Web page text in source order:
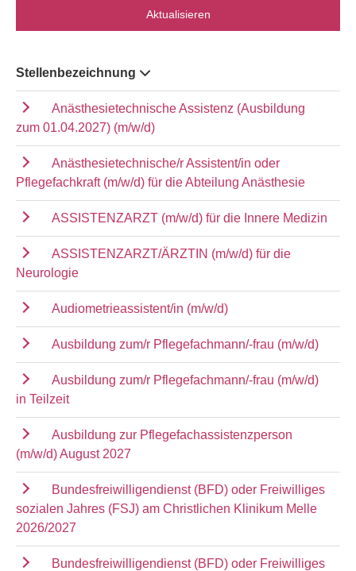
Aktualisieren
Stellenbezeichnung
Anästhesietechnische Assistenz (Ausbildung
zum 01.04.2027) (m/w/d)
Anästhesietechnische/r Assistent/in oder
Pflegefachkraft (m/w/d) für die Abteilung Anästhesie
ASSISTENZARZT (m/w/d) für die Innere Medizin
ASSISTENZARZT/ÄRZTIN (m/w/d) für die
Neurologie
Audiometrieassistent/in (m/w/d)
Ausbildung zum/r Pflegefachmann/-frau (m/w/d)
Ausbildung zum/r Pflegefachmann/-frau (m/w/d)
in Teilzeit
Ausbildung zur Pflegefachassistenzperson
(m/w/d) August 2027
Bundesfreiwilligendienst (BFD) oder Freiwilliges
sozialen Jahres (FSJ) am Christlichen Klinikum Melle
2026/2027
Bundesfreiwilligendienst (BFD) oder Freiwilliges